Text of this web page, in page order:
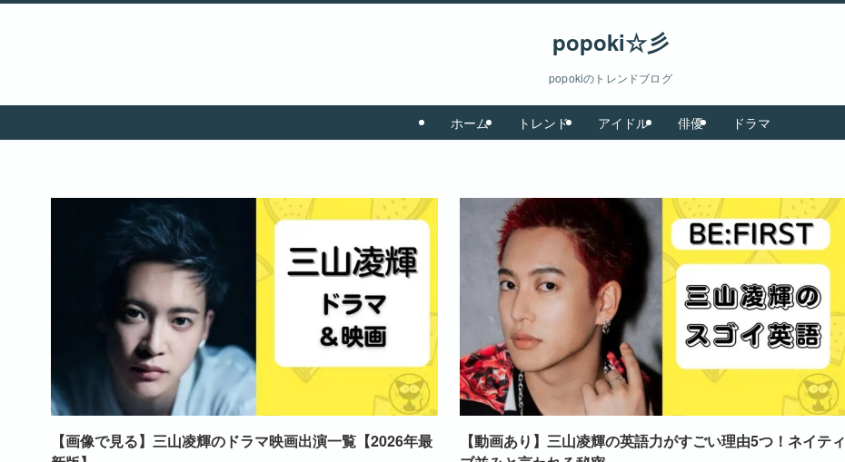
popoki☆彡
popokiのトレンドブログ
ホーム トレンド アイドル 俳優 ドラマ
【画像で見る】三山凌輝のドラマ映画出演一覧【2026年最
【動画あり】三山凌輝の英語力がすごい理由5つ！ネイティ